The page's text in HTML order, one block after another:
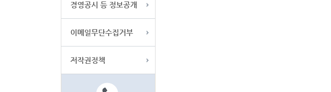
경영공시 등 정보공개
이메일무단수집거부
저작권정책